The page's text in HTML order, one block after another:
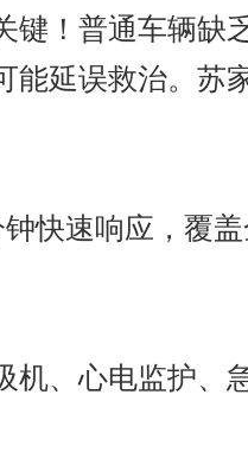
键！普通车辆缺
能延误救治。苏
快速响应，覆
机、心电监护、